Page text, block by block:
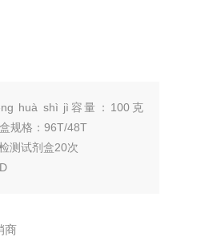
huà shì jì容量：100克
规格：96T/48T
测试剂盒20次
商